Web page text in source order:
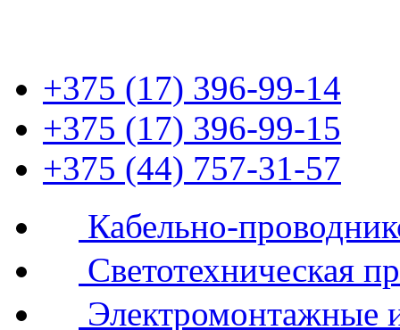
+375 (17) 396-99-14
+375 (17) 396-99-15
+375 (44) 757-31-57
Кабельно-
Светотехническая
Электромонтажные